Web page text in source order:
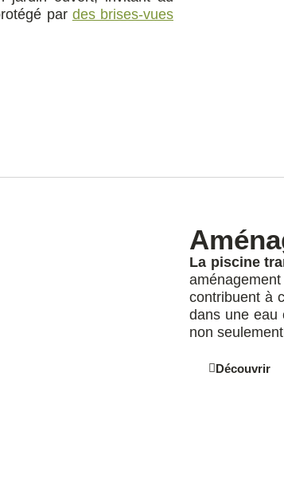
par des brises-vues
La piscine
contribuent à
dans une eau
non
Découvrir